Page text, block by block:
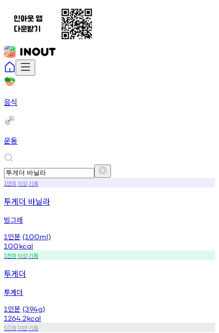
음식
운동
1 만회 이상기록
투게더 바닐라
빙그레
1 인분 (100ml)
100kcal
1천회 이상기록
투게더
투게더
1 인분 (394g)
1264.2kcal
50회 미만기록